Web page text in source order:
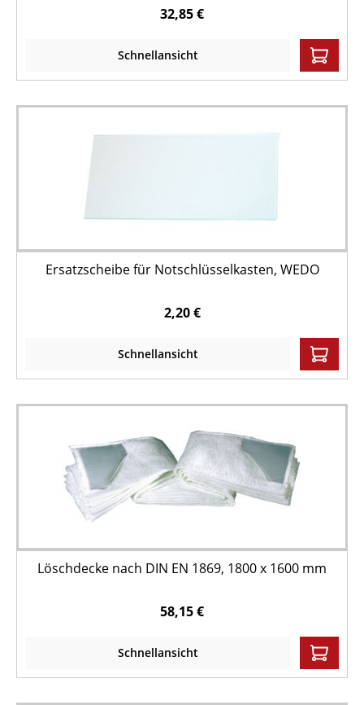
32,85 €
Schnellansicht
Ersatzscheibe für Notschlüsselkasten, WEDO
2,20 €
Schnellansicht
Löschdecke nach DIN EN 1869, 1800 x 1600 mm
58,15 €
Schnellansicht